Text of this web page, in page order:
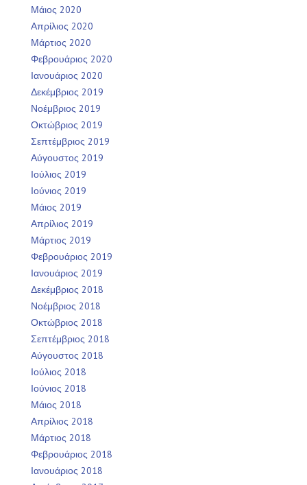
Μάιος 2020
Απρίλιος 2020
Μάρτιος 2020
Φεβρουάριος 2020
Ιανουάριος 2020
Δεκέμβριος 2019
Νοέμβριος 2019
Οκτώβριος 2019
Σεπτέμβριος 2019
Αύγουστος 2019
Ιούλιος 2019
Ιούνιος 2019
Μάιος 2019
Απρίλιος 2019
Μάρτιος 2019
Φεβρουάριος 2019
Ιανουάριος 2019
Δεκέμβριος 2018
Νοέμβριος 2018
Οκτώβριος 2018
Σεπτέμβριος 2018
Αύγουστος 2018
Ιούλιος 2018
Ιούνιος 2018
Μάιος 2018
Απρίλιος 2018
Μάρτιος 2018
Φεβρουάριος 2018
Ιανουάριος 2018